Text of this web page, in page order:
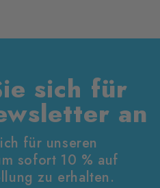
sich für
an
für unseren
sofort 10 % auf
zu erhalten.